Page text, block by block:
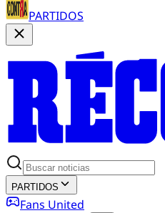
PARTIDOS
PARTIDOS
Fans United